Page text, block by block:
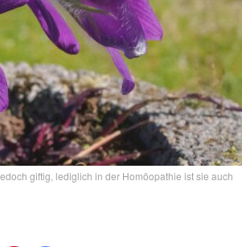
giftig, lediglich in der Homöopathie ist sie auch